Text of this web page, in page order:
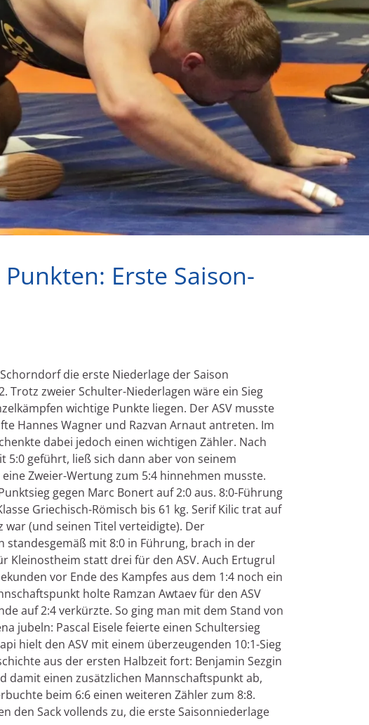
Erste Saison-
die erste Niederlage der Saison
Trotz zweier Schulter-Niederlagen wäre ein Sieg
wichtige Punkte liegen. Der ASV musste
Hannes Wagner und Razvan Arnaut antreten. Im
dabei jedoch einen wichtigen Zähler. Nach
geführt, ließ sich dann aber von seinem
Zweier-Wertung zum 5:4 hinnehmen musste.
gegen Marc Bonert auf 2:0 aus. 8:0-Führung
Griechisch-Römisch bis 61 kg. Serif Kilic trat auf
(und seinen Titel verteidigte). Der
standesgemäß mit 8:0 in Führung, brach in der
Kleinostheim statt drei für den ASV. Auch Ertugrul
vor Ende des Kampfes aus dem 1:4 noch ein
holte Ramzan Awtaev für den ASV
auf 2:4 verkürzte. So ging man mit dem Stand von
jubeln: Pascal Eisele feierte einen Schultersieg
hielt den ASV mit einem überzeugenden 10:1-Sieg
aus der ersten Halbzeit fort: Benjamin Sezgin
damit einen zusätzlichen Mannschaftspunkt ab,
beim 6:6 einen weiteren Zähler zum 8:8.
den Sack vollends zu, die erste Saisonniederlage